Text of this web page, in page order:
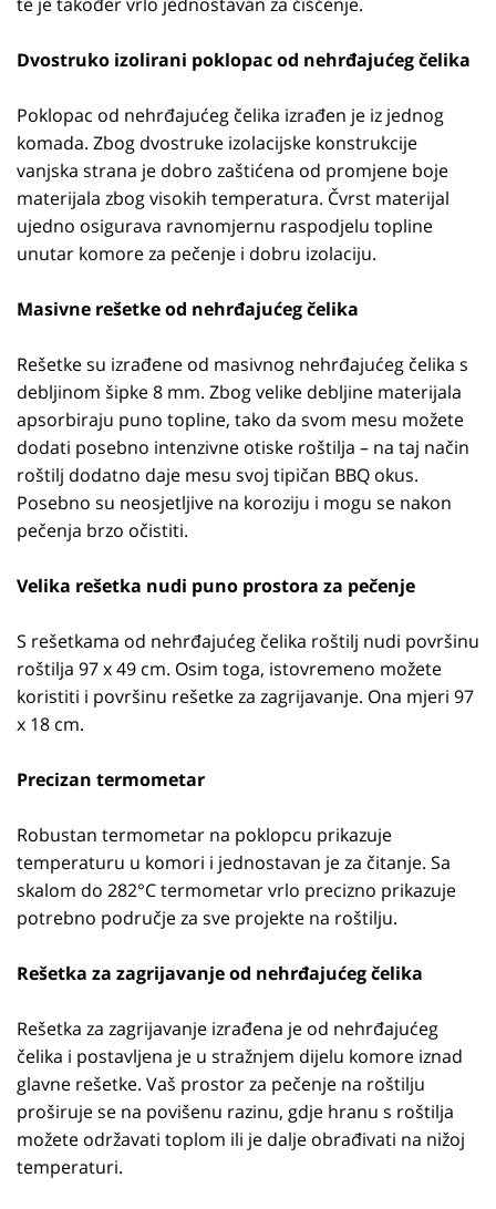
Dvostruko izolirani poklopac od nehrđajućeg čelika
Poklopac od nehrđajućeg čelika izrađen je iz jednog
komada. Zbog dvostruke izolacijske konstrukcije
vanjska strana je dobro zaštićena od promjene boje
materijala zbog visokih temperatura. Čvrst materijal
ujedno osigurava ravnomjernu raspodjelu topline
unutar komore za pečenje i dobru izolaciju.
Masivne rešetke od nehrđajućeg čelika
Rešetke su izrađene od masivnog nehrđajućeg čelika s
debljinom šipke 8 mm. Zbog velike debljine materijala
apsorbiraju puno topline, tako da svom mesu možete
dodati posebno intenzivne otiske roštilja – na taj način
roštilj dodatno daje mesu svoj tipičan BBQ okus.
Posebno su neosjetljive na koroziju i mogu se nakon
pečenja brzo očistiti.
Velika rešetka nudi puno prostora za pečenje
S rešetkama od nehrđajućeg čelika roštilj nudi površinu
roštilja 97 x 49 cm. Osim toga, istovremeno možete
koristiti i površinu rešetke za zagrijavanje. Ona mjeri 97
x 18 cm.
Precizan termometar
Robustan termometar na poklopcu prikazuje
temperaturu u komori i jednostavan je za čitanje. Sa
skalom do 282°C termometar vrlo precizno prikazuje
potrebno područje za sve projekte na roštilju.
Rešetka za zagrijavanje od nehrđajućeg čelika
Rešetka za zagrijavanje izrađena je od nehrđajućeg
čelika i postavljena je u stražnjem dijelu komore iznad
glavne rešetke. Vaš prostor za pečenje na roštilju
proširuje se na povišenu razinu, gdje hranu s roštilja
možete održavati toplom ili je dalje obrađivati na nižoj
temperaturi.